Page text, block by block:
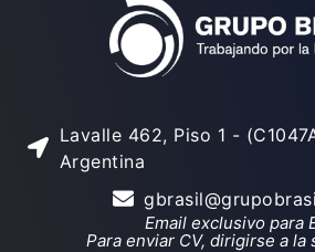
Lavalle 462, Piso 1 -
Argentina
Email exclusivo para
Para enviar CV, dirigirse a la